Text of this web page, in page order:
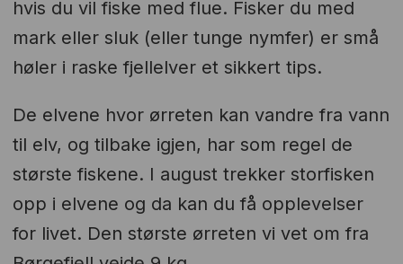
hvis du vil fiske med flue. Fisker du med
mark eller sluk (eller tunge nymfer) er små
høler i raske fjellelver et sikkert tips.
De elvene hvor ørreten kan vandre fra vann
til elv, og tilbake igjen, har som regel de
største fiskene. I august trekker storfisken
opp i elvene og da kan du få opplevelser
for livet. Den største ørreten vi vet om fra